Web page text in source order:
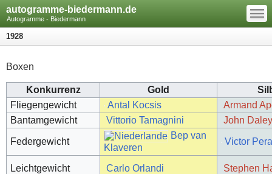
autogramme-biedermann.de
Autogramme - Biedermann
—
—
—
1928
Boxen
Konkurrenz Gold
Fliegengewicht
Antal Kocsis
Armand
Bantamgewicht
Vittorio Tamagnini John
Federgewicht
Bep van
Klaveren
Victor
Leichtgewicht Carlo Orlandi Stephen